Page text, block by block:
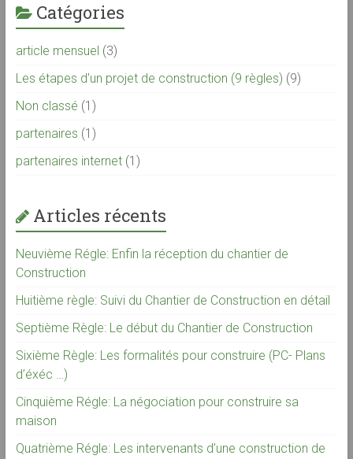
Catégories
article mensuel (3)
Les étapes d'un projet de construction (9 règles) (9)
Non classé (1)
partenaires (1)
partenaires internet(1)
Articles récents
Neuvième Régle: Enfin la réception du chantier de
Construction
Huitième règle: Suivi du Chantier de Construction en détail
Septième Règle: Le début du Chantier de Construction
Sixième Règle: Les formalités pour construire (PC- Plans
d’éxéc …)
Cinquième Régle: La négociation pour construire sa
maison
Quatrième Régle: Les intervenants d’une construction de